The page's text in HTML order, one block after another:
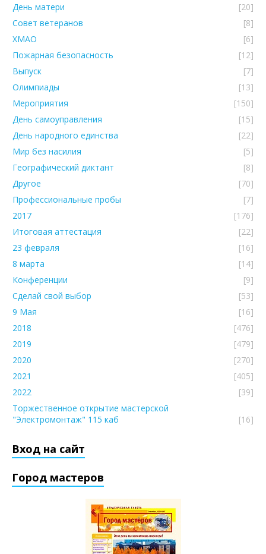
День матери
[20]
Совет ветеранов
[8]
ХМАО
[6]
Пожарная безопасность
[12]
Выпуск
[7]
Олимпиады
[13]
Мероприятия
[150]
День самоуправления
[15]
День народного единства
[22]
Мир без насилия
[5]
Географический диктант
[8]
Другое
[70]
Профессиональные пробы
[7]
2017
[176]
Итоговая аттестация
[22]
23 февраля
[16]
8 марта
[14]
Конференции
[9]
Сделай свой выбор
[53]
9 Мая
[16]
2018
[476]
2019
[479]
2020
[270]
2021
[405]
2022
[39]
Торжественное открытие мастерской
"Электромонтаж" 115 каб
[16]
Вход на сайт
Город мастеров